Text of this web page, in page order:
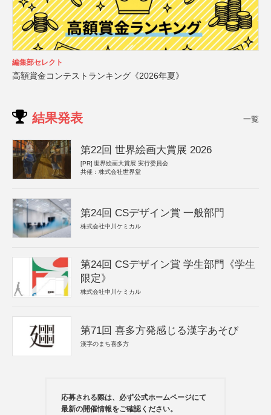
編集部セレクト
高額賞金コンテストランキング《2026年夏》
結果発表 一覧
第22回 世界絵画大賞展 2026
[PR] 世界絵画大賞展 実行委員会
共催：株式会社世界堂
第24回 CSデザイン賞 一般部門
株式会社中川ケミカル
第24回 CSデザイン賞 学生部門《学生
限定》
株式会社中川ケミカル
第71回 喜多方発感じる漢字あそび
漢字のまち喜多方
応募される際は、必ず公式ホームページにて
最新の開催情報をご確認ください。